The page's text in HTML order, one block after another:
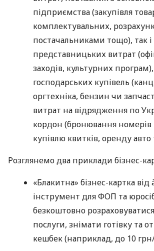
підприємства (закупівля
комплектувальних,
постачальниками тощо), так і
представницьких витрат
заходів, культурних програм),
господарських купівель
оргтехніка, бензин чи
витрат на відрядження по
кордон (бронювання номерів
купівлю квитків, оренду
Розглянемо два приклади бізнес-
«Блакитна» бізнес-картка
інструмент для ФОП та
безкоштовно
послуги, знімати готівку та
кешбек (наприклад, до 10